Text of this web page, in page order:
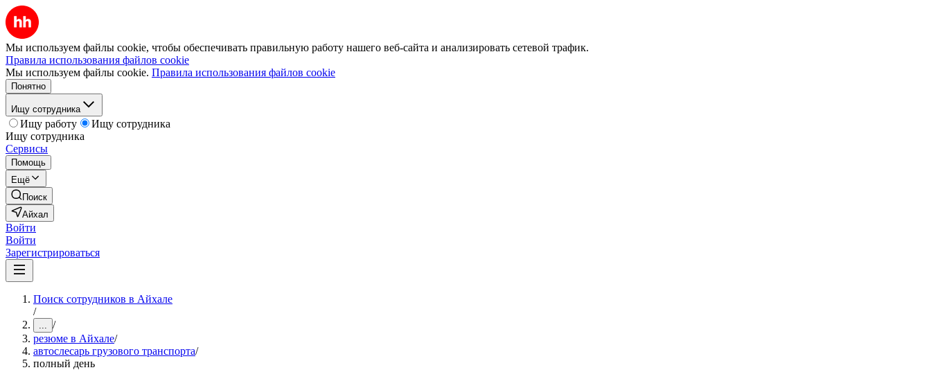
Мы используем файлы cookie, чтобы обеспечивать правильную работу нашего веб-сайта и анализировать сетевой трафик.
Правила использования файлов cookie
Мы используем файлы cookie. Правила использования файлов cookie
Понятно
Ищу сотрудника
Ищу работу
Ищу сотрудника
Ищу сотрудника
Сервисы
Помощь
Ещё
Поиск
Айхал
Войти
Войти
Зарегистрироваться
Поиск сотрудников в Айхале
/
... /
резюме в Айхале/
автослесарь грузового транспорта/
полный день